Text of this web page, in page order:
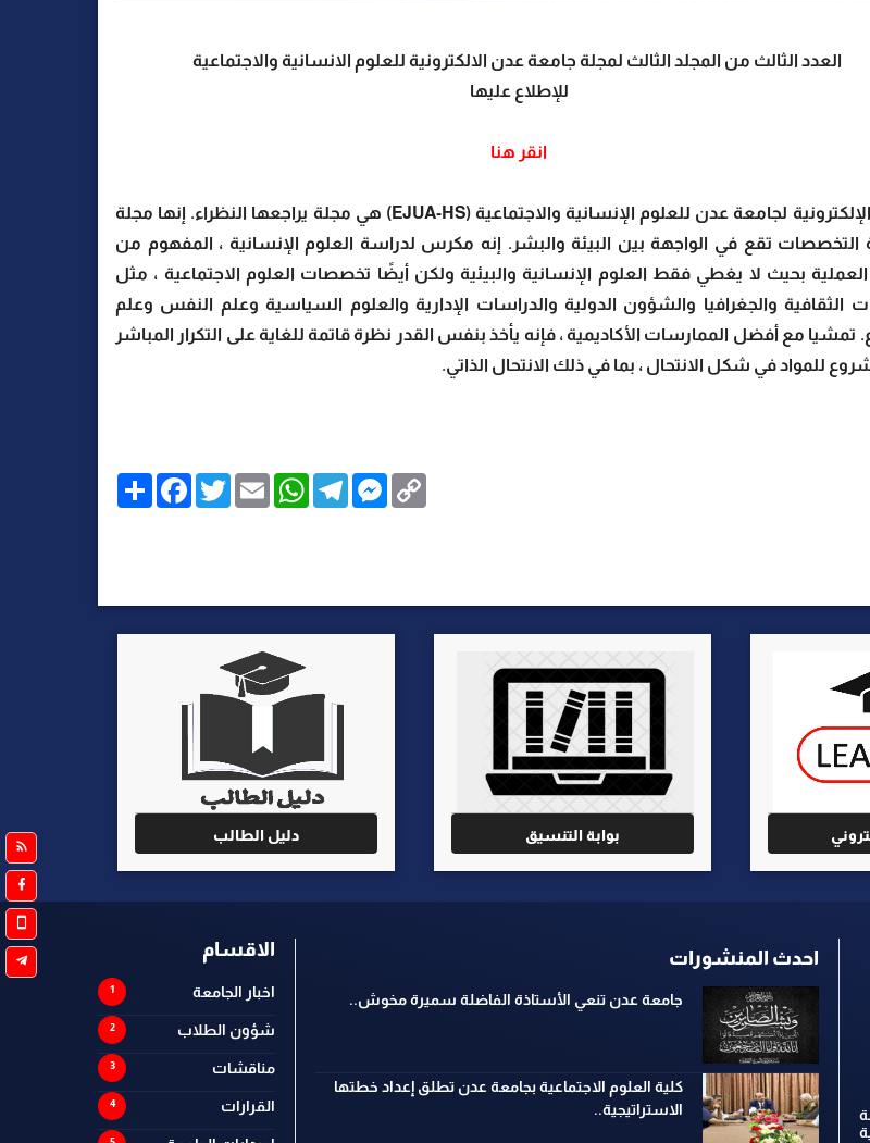
العدد الثالث من المجلد الثالث لمجلة جامعة عدن الالكترونية للعلوم الانسانية والاجتماعية
للإطلاع عليها
انقر هنا
المجلة الإلكترونية لجامعة عدن للعلوم الإنسانية والاجتماعية (EJUA-HS) هي مجلة يراجعها النظراء. إنها مجلة
التخصصات تقع في الواجهة بين البيئة والبشر. إنه مكرس لدراسة العلوم الإنسانية ، المفهوم من
العملية بحيث لا يغطي فقط العلوم الإنسانية والبيئية ولكن أيضًا تخصصات العلوم الاجتماعية ، مثل
الثقافية والجغرافيا والشؤون الدولية والدراسات الإدارية والعلوم السياسية وعلم النفس وعلم
تمشيا مع أفضل الممارسات الأكاديمية ، فإنه يأخذ بنفس القدر نظرة قاتمة للغاية على التكرار المباشر
للمواد في شكل الانتحال ، بما في ذلك الانتحال الذاتي.
ا
ن
ش
F
a
c
k
T
w
i
E
m
a
W
h
a
p
T
e
l
m
M
e
s
e
C
o
p
k
بوابة التنسيق دليل الطالب
احدث المنشورات
جامعة عدن تنعي الأستاذة الفاضلة سميرة مخوش..
كلية العلوم الاجتماعية بجامعة عدن تطلق إعداد خطتها
الاستراتيجية..
الاقسام
اخبار الجامعة
شؤون الطلاب
مناقشات
القرارات